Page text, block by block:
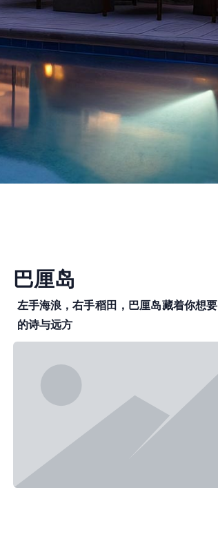
巴厘岛
左手海浪，右手稻田，巴厘岛藏着你想要
的诗与远方